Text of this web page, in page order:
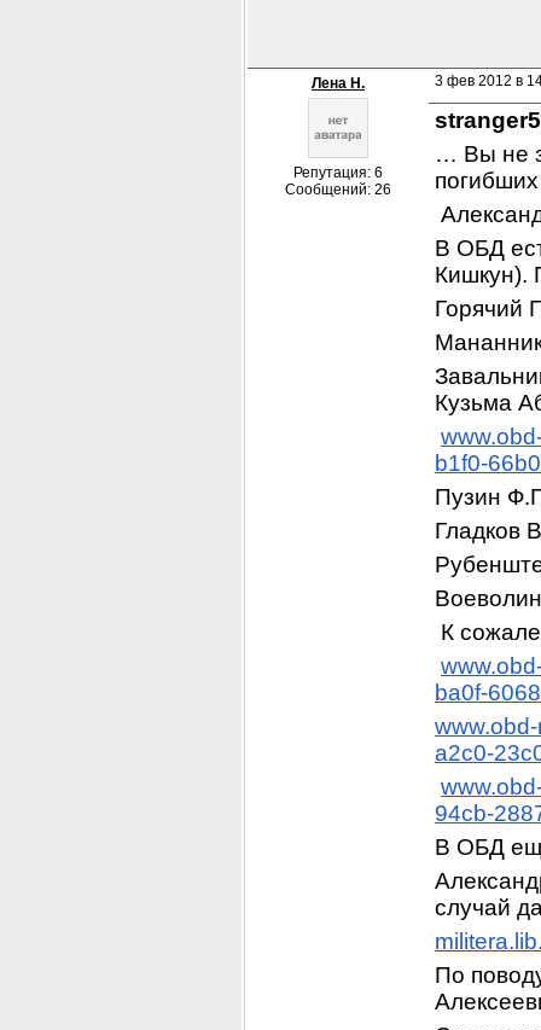
Лена Н.
Репутация: 6
Сообщений: 26
3 фев 2012 в
… Вы не
В ОБД
Кишкун).
Горячий
Кузьма
b1f0-
Пузин
Гладков
К
ba0f-
a2c0-
94cb-
В ОБД
случай
По